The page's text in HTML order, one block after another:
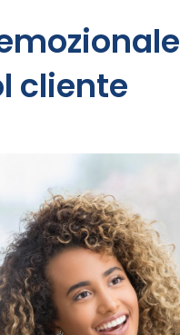
cliente